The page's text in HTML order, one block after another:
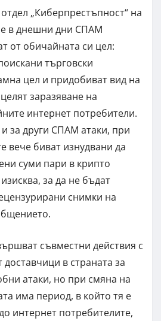
„Киберпрестъпност“ на
в днешни дни СПАМ
от обичайната си цел:
търговски
цел и придобиват вид на
заразяване на
интернет потребители.
за други СПАМ атаки, при
вече биват изнудвани да
суми пари в крипто
за да не бъдат
снимки на
съвместни действия с
в страната за
атаки, но при смяна на
има период, в който тя е
интернет потребителите,